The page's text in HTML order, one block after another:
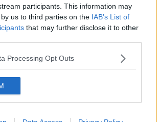
participants. This information may
us to third parties on the IAB’s List of
that may further disclose it to other
Processing Opt Outs
dal civico 29 e in via Giovanbattista Vico dal
di 15 metri e dal civico 7/A per una
il senso unico alternato regolato da
caso di traffico intenso nel tratto di via di
fra il civico 90/C e il civico 100 e in località